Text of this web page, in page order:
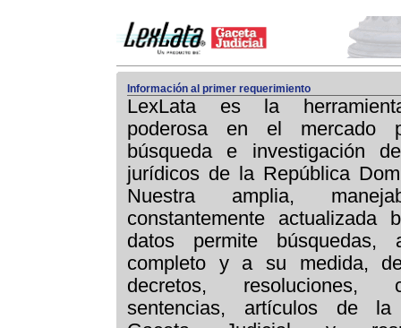
Información al primer requerimiento
LexLata es la
poderosa en el mercado
búsqueda e investigación
jurídicos de la República
Nuestra amplia,
constantemente actualizada
datos permite búsquedas,
completo y a su medida,
decretos, resoluciones,
sentencias, artículos de la